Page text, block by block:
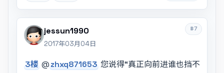
#7
jessun1990
2017年03月04日
3楼 @zhxq871653 您说得“真正向前进谁也挡不